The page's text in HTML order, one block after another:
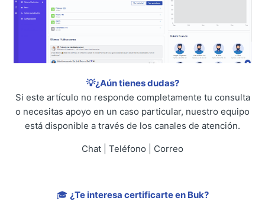
💡¿Aún tienes dudas?
Si este artículo no responde completamente tu consulta
o necesitas apoyo en un caso particular, nuestro equipo
está disponible a través de los canales de atención.
Chat | Teléfono | Correo
🎓 ¿Te interesa certificarte en Buk?